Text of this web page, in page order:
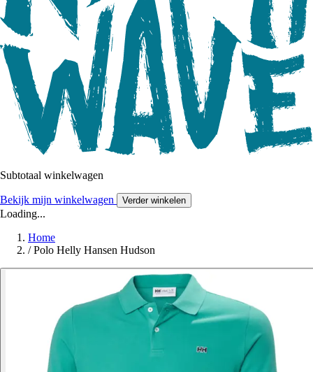
Subtotaal winkelwagen
Bekijk mijn winkelwagen Verder winkelen
Loading...
Home
/ Polo Helly Hansen Hudson